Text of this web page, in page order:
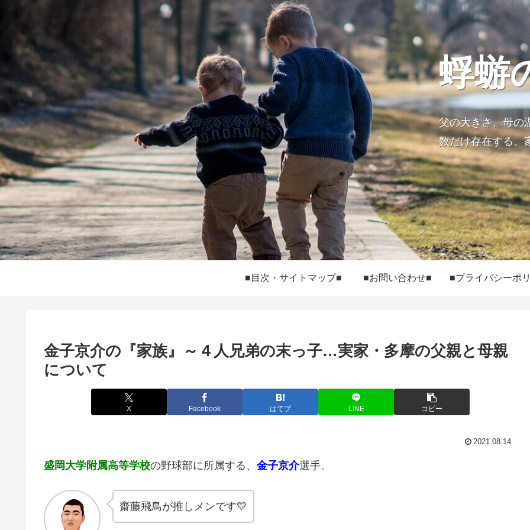
蜉蝣
父の大きさ、母の
数だけ存在する、
■目次・サイトマップ■ ■お問い合わせ■
金子京介の『家族』～４人兄弟の末っ子…実家・多摩の父親と母親
について
X Facebook はてブ LINE コピー
2021.08.14
盛岡大学附属高等学校の野球部に所属する、 金子京介選手。
齋藤飛鳥が推しメンです💛